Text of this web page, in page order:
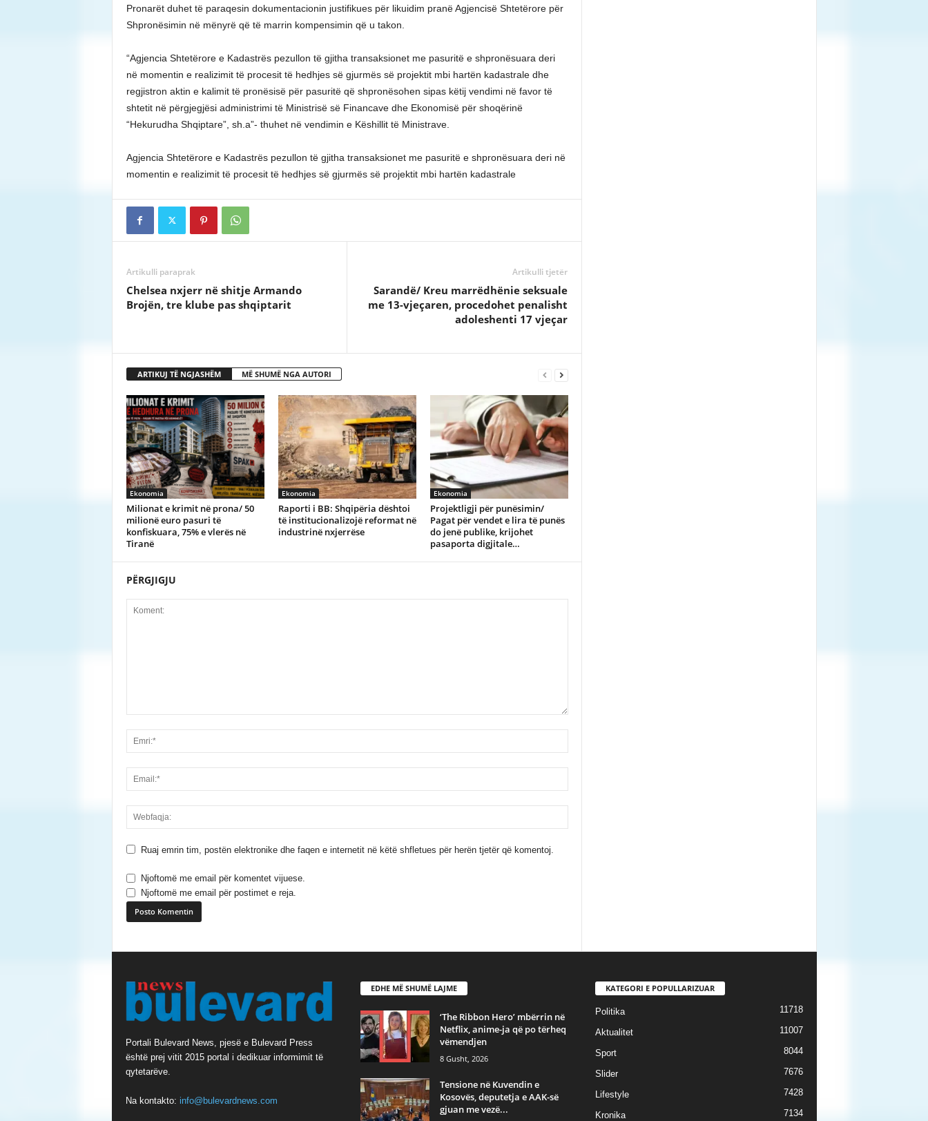
Pronarët duhet të paraqesin dokumentacionin justifikues për likuidim pranë Agjencisë Shtetërore për
Shpronësimin në mënyrë që të marrin kompensimin që u takon.
“Agjencia Shtetërore e Kadastrës pezullon të gjitha transaksionet me pasuritë e shpronësuara deri
në momentin e realizimit të procesit të hedhjes së gjurmës së projektit mbi hartën kadastrale dhe
regjistron aktin e kalimit të pronësisë për pasuritë që shpronësohen sipas këtij vendimi në favor të
shtetit në përgjegjësi administrimi të Ministrisë së Financave dhe Ekonomisë për shoqërinë
“Hekurudha Shqiptare”, sh.a”- thuhet në vendimin e Këshillit të Ministrave.
Agjencia Shtetërore e Kadastrës pezullon të gjitha transaksionet me pasuritë e shpronësuara deri në
momentin e realizimit të procesit të hedhjes së gjurmës së projektit mbi hartën kadastrale
Artikulli paraprak
Chelsea nxjerr në shitje Armando
Brojën, tre klube pas shqiptarit
Artikulli tjetër
Sarandë/ Kreu marrëdhënie seksuale
me 13-vjeçaren, procedohet penalisht
adoleshenti 17 vjeçar
ARTIKUJ TË NGJASHËM MË SHUMË NGA AUTORI
Ekonomia
Milionat e krimit në prona/ 50
milionë euro pasuri të
konfiskuara, 75% e vlerës në
Tiranë
Ekonomia
Raporti i BB: Shqipëria dështoi
të institucionalizojë reformat në
industrinë nxjerrëse
Ekonomia
Projektligji për punësimin/
Pagat për vendet e lira të punës
do jenë publike, krijohet
pasaporta digjitale…
PËRGJIGJU
Ruaj emrin tim, postën elektronike dhe faqen e internetit në këtë shfletues për herën tjetër që komentoj.
Njoftomë me email për komentet vijuese.
Njoftomë me email për postimet e reja.
t
i
v
:
Portali Bulevard News, pjesë e Bulevard Press
është prej vitit 2015 portal i dedikuar informimit të
qytetarëve.
Na kontakto: info@bulevardnews.com
EDHE MË SHUMË LAJME
‘The Ribbon Hero’ mbërrin në
Netflix, anime-ja që po tërheq
vëmendjen
8 Gusht, 2026
Tensione në Kuvendin e
Kosovës, deputetja e AAK-së
gjuan me vezë...
KATEGORI E POPULLARIZUAR
Politika 11718
Aktualitet 11007
Sport 8044
Slider 7676
Lifestyle 7428
Kronika 7134